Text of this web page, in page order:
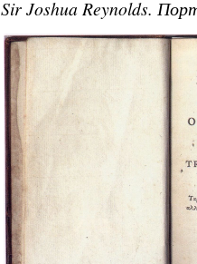
Sir Joshua Reynolds.